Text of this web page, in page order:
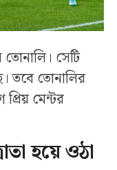
সেটি
তবে তোনালির
মেন্টর
হয়ে ওঠা